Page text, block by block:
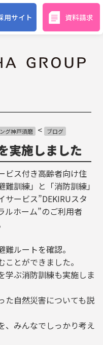
用サイト 資料請求
グ神戸須磨 < ブログ
実施しました
ビス付き高齢者向け住
訓練」と「消防訓練」
サービス”DEKIRUスタ
ルホーム”のご利用者
ルートを確認。
とができました。
学ぶ消防訓練も実施しま
た自然災害についても説
、みんなでしっかり考え